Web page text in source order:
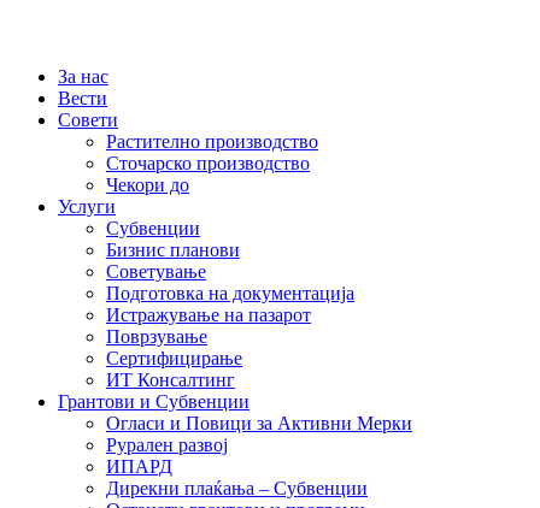
За нас
Вести
Совети
Растително производство
Сточарско производство
Чекори до
Услуги
Субвенции
Бизнис планови
Советување
Подготовка на документација
Истражување на пазарот
Поврзување
Сертифицирање
ИТ Консалтинг
Грантови и Субвенции
Огласи и Повици за Активни Мерки
Рурален развој
ИПАРД
Дирекни плаќања – Субвенции